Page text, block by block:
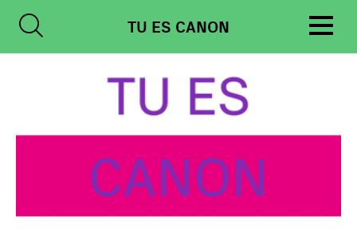
Skip
content
TU ES CANON